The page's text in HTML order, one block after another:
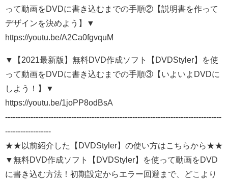
って動画をDVDに書き込むまでの手順②【説明書を作って
デザインを決めよう】▼
https://youtu.be/A2Ca0fgvquM
▼【2021最新版】無料DVD作成ソフト【DVDStyler】を使
って動画をDVDに書き込むまでの手順③【いよいよDVDに
しよう！】▼
https://youtu.be/1joPP8odBsA
-------------------------------------------------------------------------------------
------------------
★★以前紹介した【DVDStyler】の使い方はこちらから★★
▼無料DVD作成ソフト【DVDStyler】を使って動画をDVD
に書き込む方法！初期設定からエラー回避まで、どこより